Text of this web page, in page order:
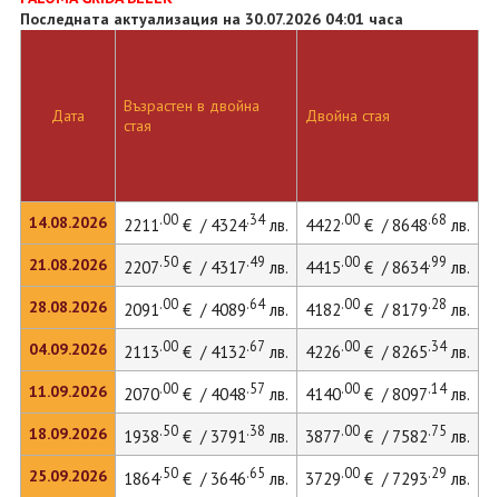
Последната актуализация на 30.07.2026 04:01 часа
Дата
14.08.2026
21.08.2026
28.08.2026
04.09.2026
11.09.2026
18.09.2026
25.09.2026
Възрастен в двойна
стая
Двойна стая
2211.00€ / 4324.34лв. 4422.00€ / 8648.68 лв.
2207.50€ / 4317.49 лв. 4415.00€ / 8634.99 лв.
2091.00€ / 4089.64лв. 4182.00€ / 8179.28 лв.
2113.00€ / 4132.67 лв. 4226.00€ / 8265.34лв.
2070.00€ / 4048.57 лв. 4140.00€ / 8097.14лв.
1938.50€ / 3791.38 лв. 3877.00€ / 7582.75 лв.
1864.50€ / 3646.65 лв. 3729.00€ / 7293.29 лв.